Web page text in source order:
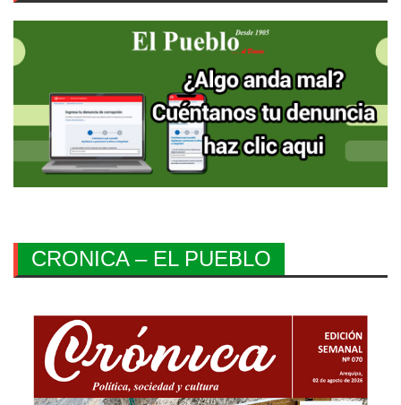
CRONICA – EL PUEBLO